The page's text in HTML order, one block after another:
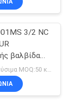
3/2 NC
βαλβίδα
230VACΔιαπραγματεύσιμα MOQ:50 κομμάτια